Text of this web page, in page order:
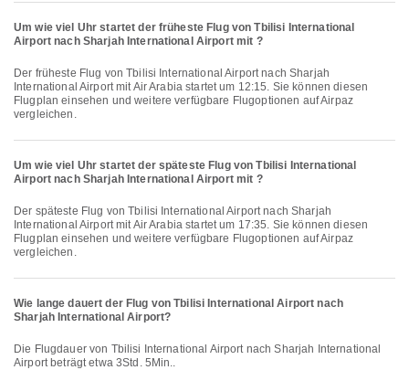
Um wie viel Uhr startet der früheste Flug von Tbilisi International
Airport nach Sharjah International Airport mit ?
Der früheste Flug von Tbilisi International Airport nach Sharjah
International Airport mit Air Arabia startet um 12:15. Sie können diesen
Flugplan einsehen und weitere verfügbare Flugoptionen auf Airpaz
vergleichen.
Um wie viel Uhr startet der späteste Flug von Tbilisi International
Airport nach Sharjah International Airport mit ?
Der späteste Flug von Tbilisi International Airport nach Sharjah
International Airport mit Air Arabia startet um 17:35. Sie können diesen
Flugplan einsehen und weitere verfügbare Flugoptionen auf Airpaz
vergleichen.
Wie lange dauert der Flug von Tbilisi International Airport nach
Sharjah International Airport?
Die Flugdauer von Tbilisi International Airport nach Sharjah International
Airport beträgt etwa 3Std. 5Min..